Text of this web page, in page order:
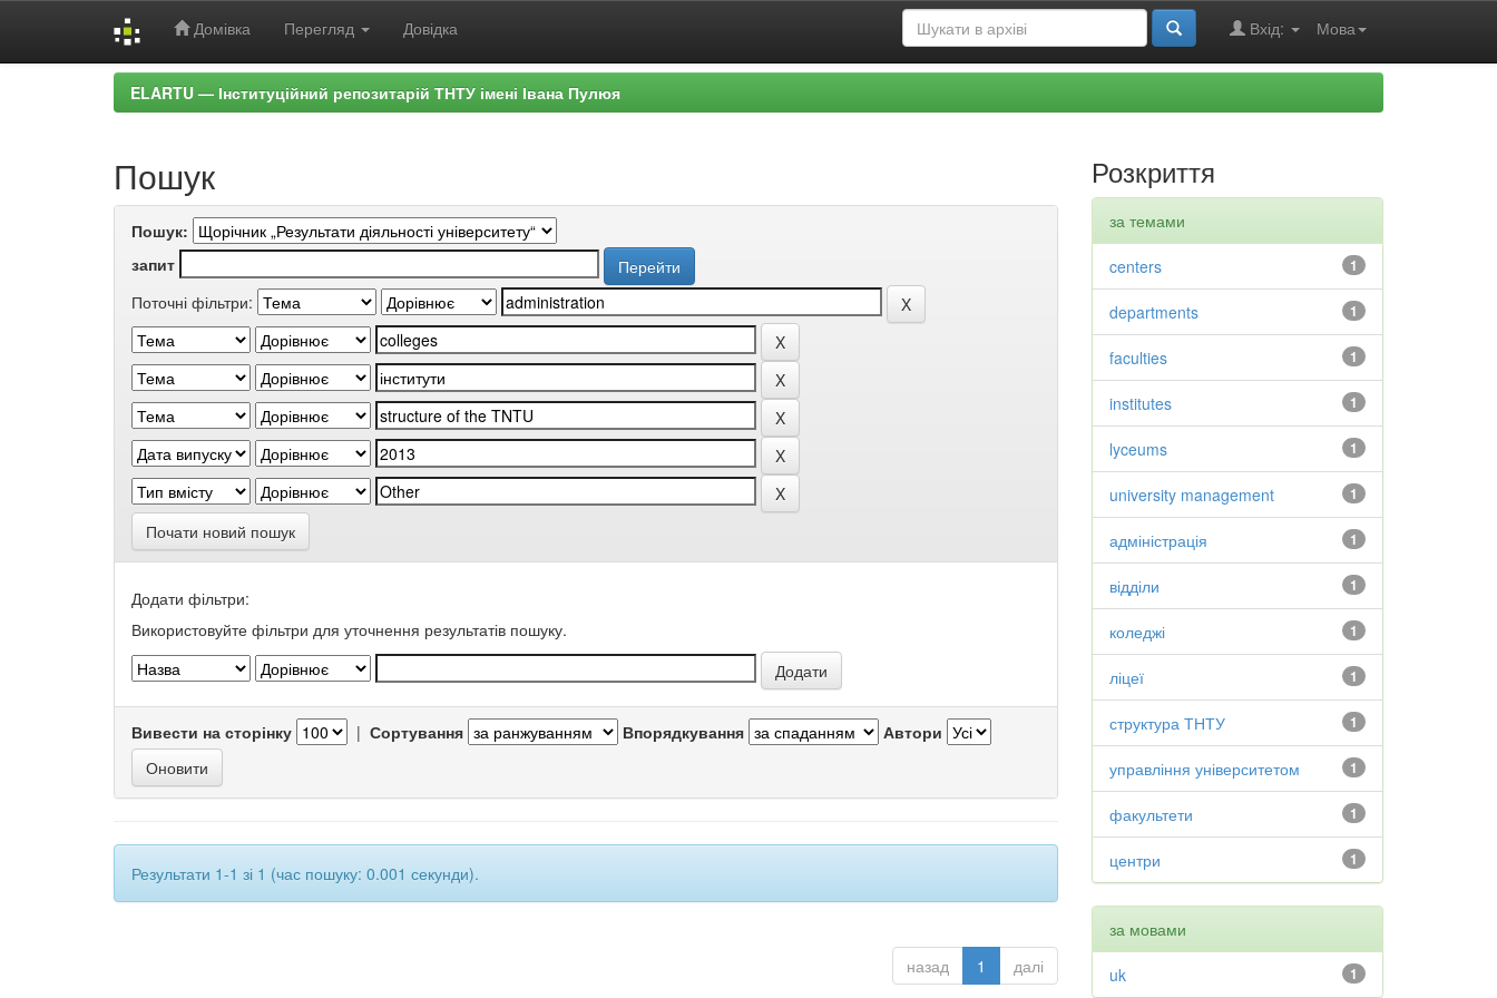
Домівка Перегляд Довідка Мова
Вхід:
ELARTU — Інституційний репозитарій ТНТУ імені Івана Пулюя
Пошук
Пошук:
запит
Поточні фільтри:
Почати новий пошук
Додати фільтри:
Використовуйте фільтри для уточнення результатів пошуку.
Вивести на сторінку | Сортування Впорядкування Автори
Результати 1-1 зі 1 (час пошуку: 0.001 секунди).
назад 1 далі
Розкриття
за темами
1
centers
1
departments
1
faculties
1
institutes
1
lyceums
1
university management
1
адміністрація
1
відділи
1
коледжі
1
ліцеї
1
структура ТНТУ
1
управління університетом
1
факультети
1
центри
за мовами
1
uk